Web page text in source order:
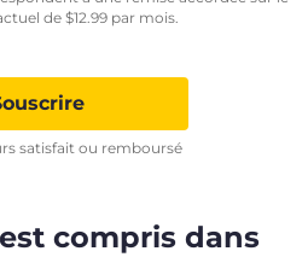
de $12.99 par mois.
satisfait ou remboursé
compris dans